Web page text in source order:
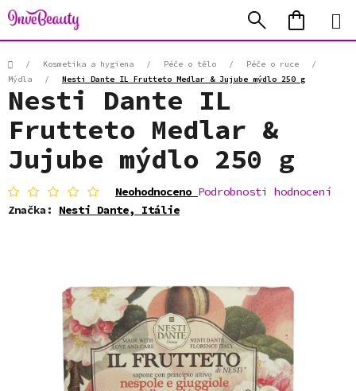
Přejít
na
obsah
Hledat
KOŠÍK
Domů/ Kosmetika a hygiena / Péče o tělo / Péče o ruce
/
Mýdla
/ Nesti Dante IL Frutteto Medlar & Jujube mýdlo 250 g
Nesti Dante IL
Frutteto Medlar &
Jujube mýdlo 250 g
Průměrné
hodnocení
produktu
hvězdiček.
Neohodnoceno Podrobnosti hodnocení
Značka: Nesti Dante, Itálie